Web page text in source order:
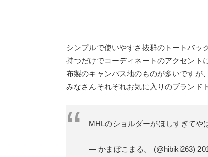
シンプルで使いやすさ抜群のトートバッグ
持つだけでコーディネートのアクセント
布製のキャンバス地のものが多いですが
みなさんそれぞれお気に入りのブランド
MHLのショルダーがほしすぎてや
— かまぼこまる。 (@hibiki263)